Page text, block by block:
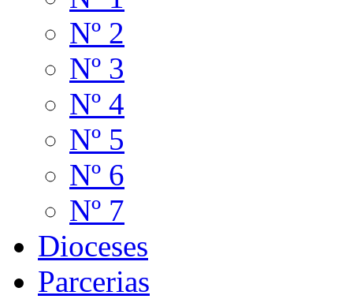
Nº 2
Nº 3
Nº 4
Nº 5
Nº 6
Nº 7
Dioceses
Parcerias